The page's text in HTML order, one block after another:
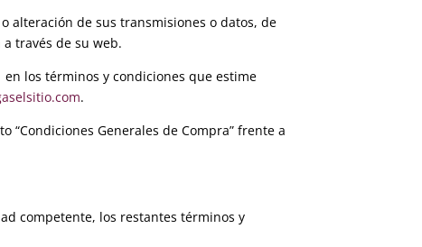
alteración de sus transmisiones o datos, de
través de su web.
en los términos y condiciones que estime
.
Generales de Compra” frente a
competente, los restantes términos y